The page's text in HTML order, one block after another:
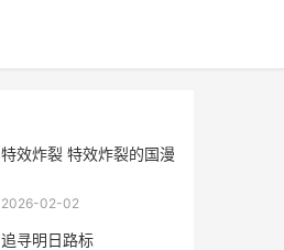
特效炸裂 特效炸裂的国漫
2026-02-02
追寻明日路标